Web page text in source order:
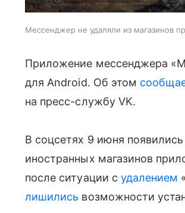
Мессенджер не удаляли из магазинов
Приложение мессенджера
для Android. Об этом
на пресс-службу VK.
В соцсетях 9 июня
иностранных магазинов
после ситуации с удалением
лишились возможности